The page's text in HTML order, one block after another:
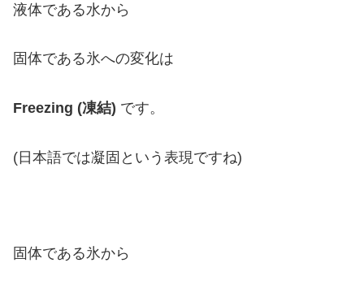
液体である水から
固体である氷への変化は
Freezing (凍結) です。
(日本語では凝固という表現ですね)
固体である氷から